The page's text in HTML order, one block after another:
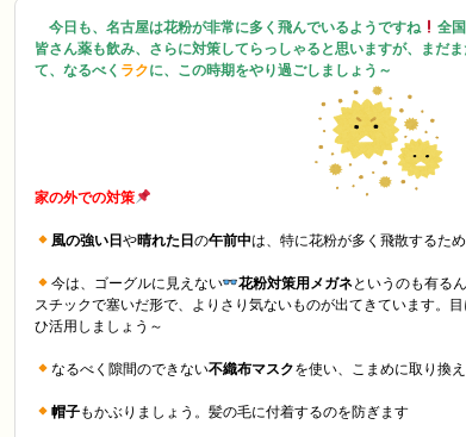
今日も、名古屋は花粉が非常に多く飛んでいるようですね
全
皆さん薬も飲み、さらに対策してらっしゃると思いますが、まだ
て、なるべく ラクに、この時期をやり過ごしましょう～
家の外での対策
風の強い日 や晴れた日 の午前中は、特に花粉が多く飛散するた
今は、ゴーグルに見えない 花粉対策用メガネというのも有る
スチックで塞いだ形で、よりさり気ないものが出てきています。
ひ活用しましょう～
なるべく隙間のできない不織布マスクを使い、こまめに取り換
帽子もかぶりましょう。髪の毛に付着するのを防ぎます